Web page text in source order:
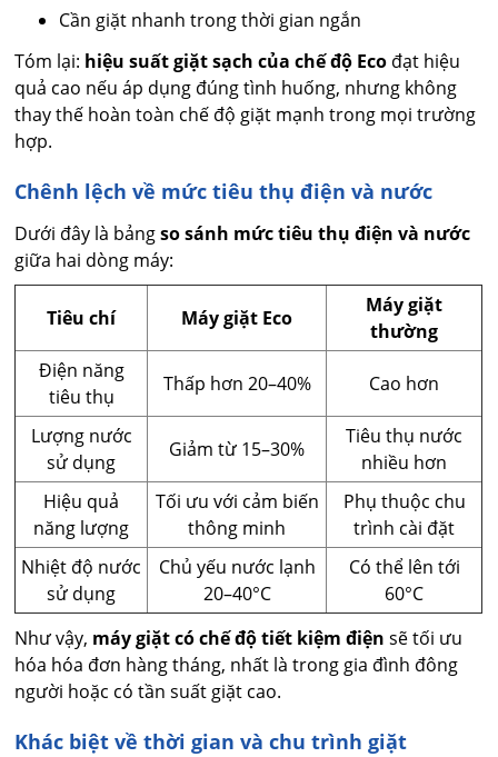
Cần giặt nhanh trong thời gian ngắn
Tóm lại: hiệu suất giặt sạch của chế độ Eco đạt hiệu
quả cao nếu áp dụng đúng tình huống, nhưng không
thay thế hoàn toàn chế độ giặt mạnh trong mọi trường
hợp.
Chênh lệch về mức tiêu thụ điện và nước
Dưới đây là bảngso sánh mức tiêu thụ điện và nước
giữa hai dòng máy:
Tiêu chí Máy giặt Eco
Máy giặt
thường
Điện năng
tiêu thụ
Thấp hơn 20–40% Cao hơn
Lượng nước
sử dụng
Giảm từ 15–30%
Tiêu thụ nước
nhiều hơn
Hiệu quả
năng lượng
Tối ưu với cảm biến
thông minh
Phụ thuộc chu
trình cài đặt
Nhiệt độ nước
sử dụng
Chủ yếu nước lạnh
20–40°C
Có thể lên tới
60°C
Như vậy, máy giặt có chế độ tiết kiệm điện sẽ tối ưu
hóa hóa đơn hàng tháng, nhất là trong gia đình đông
người hoặc có tần suất giặt cao.
Khác biệt về thời gian và chu trình giặt